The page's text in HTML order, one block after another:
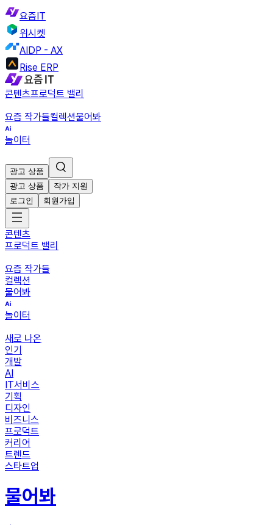
요즘IT
위시켓
AIDP - AX
Rise ERP
콘텐츠프로덕트 밸리
요즘 작가들컬렉션물어봐
놀이터
광고 상품
광고 상품
작가 지원
로그인
회원가입
콘텐츠
프로덕트 밸리
요즘 작가들
컬렉션
물어봐
놀이터
새로 나온
인기
개발
AI
IT서비스
기획
디자인
비즈니스
프로덕트
커리어
트렌드
스타트업
물어봐